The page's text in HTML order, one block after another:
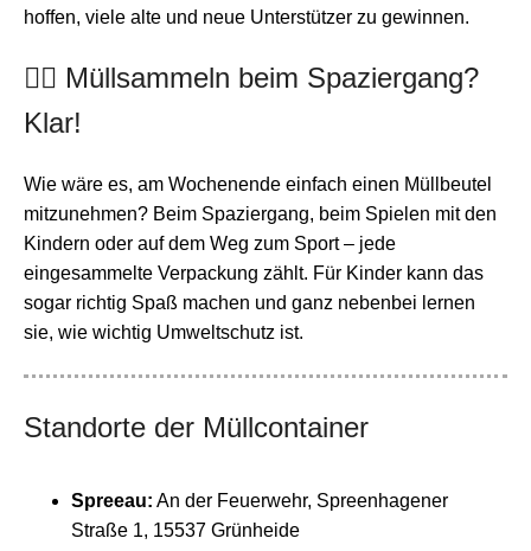
hoffen, viele alte und neue Unterstützer zu gewinnen.
🚶‍♀️ Müllsammeln beim Spaziergang?
Klar!
Wie wäre es, am Wochenende einfach einen Müllbeutel
mitzunehmen? Beim Spaziergang, beim Spielen mit den
Kindern oder auf dem Weg zum Sport – jede
eingesammelte Verpackung zählt. Für Kinder kann das
sogar richtig Spaß machen und ganz nebenbei lernen
sie, wie wichtig Umweltschutz ist.
Standorte der Müllcontainer
Spreeau: An der Feuerwehr, Spreenhagener
Straße 1, 15537 Grünheide